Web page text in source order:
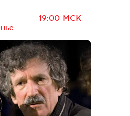
19:00 МСК